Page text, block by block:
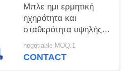
Μπλε ημι ερμητική
ηχηρότητα και
σταθερότητα υψηλής
αποδοτικότητας
μονάδων
negotiable MOQ:1
CONTACT